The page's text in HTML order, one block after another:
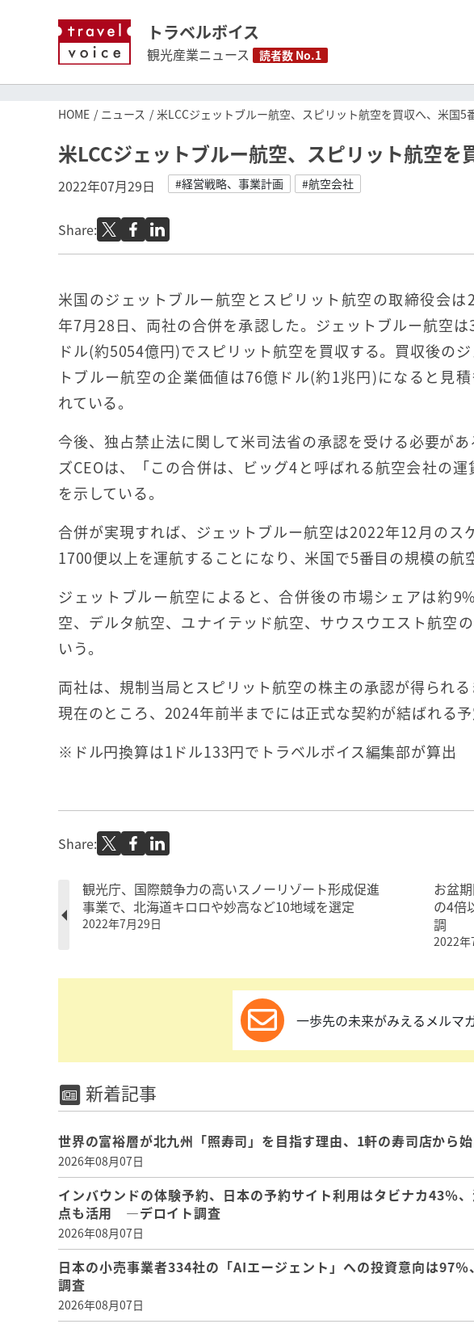
トラベルボイス
観光産業ニュース 読者数 No.1
HOME ニュース 米LCCジェットブルー航空、スピリット航空を買収へ、米国5
米LCCジェットブルー航空、スピリット航空
2022年07月29日 #経営戦略、事業計画 #航空会社
Share:
米国のジェットブルー航空とスピリット航空の取締役会は
年7月28日、両社の合併を承認した。ジェットブルー航空は
ドル(約5054億円)でスピリット航空を買収する。買収後のジ
トブルー航空の企業価値は76億ドル(約1兆円)になると見積
れている。
今後、独占禁止法に関して米司法省の承認を受ける必要が
ズCEOは、「この合併は、ビッグ4と呼ばれる航空会社の
を示している。
合併が実現すれば、ジェットブルー航空は2022年12月のス
1700便以上を運航することになり、米国で5番目の規模の航
ジェットブルー航空によると、合併後の市場シェアは約
空、デルタ航空、ユナイテッド航空、サウスウエスト航空
いう。
両社は、規制当局とスピリット航空の株主の承認が得られ
現在のところ、2024年前半までには正式な契約が結ばれる予
※ドル円換算は1ドル133円でトラベルボイス編集部が算出
Share:
観光庁、国際競争力の高いスノーリゾート形成促進
事業で、北海道キロロや妙高など10地域を選定
2022年7月29日
お盆
の4倍
調
2022年
一歩先の未来がみえるメルマ
新着記事
世界の富裕層が北九州「照寿司」を目指す理由、1軒の寿司店から
2026年08月07日
インバウンドの体験予約、日本の予約サイト利用はタビナカ43％
点も活用 ―デロイト調査
2026年08月07日
日本の小売事業者334社の「AIエージェント」への投資意向は
調査
2026年08月07日